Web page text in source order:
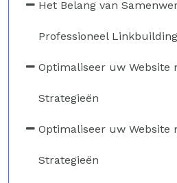
Het Belang van
Professioneel
Optimaliseer uw Website
Strategieën
Optimaliseer uw Website
Strategieën